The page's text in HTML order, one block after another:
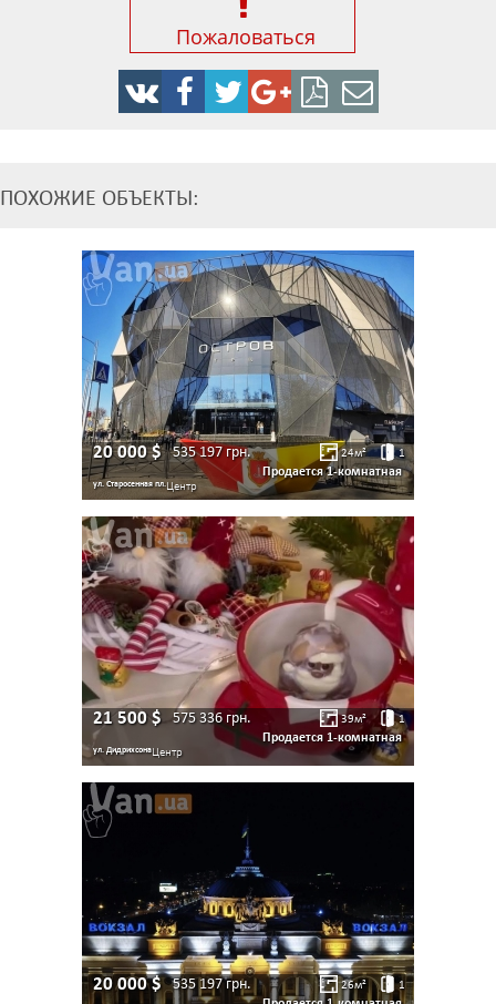
Пожаловаться
ПОХОЖИЕ ОБЪЕКТЫ:
20 000$ 535 197грн. 24м² 1
Продается 1-комнатная
ул. Старосенная пл.Центр
21 500$ 575 336грн. 39м² 1
Продается 1-комнатная
ул. ДидрихсонаЦентр
20 000$ 535 197 грн. 26м² 1